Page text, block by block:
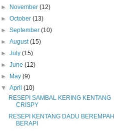
►
November(12)
►October(13)
►September(10)
►August(15)
►July(15)
►June(12)
►
May(9)
▼April(10)
RESEPI SAMBAL KERING KENTANG
CRISPY
RESEPI KENTANG DADU BEREMPAH
BERAPI